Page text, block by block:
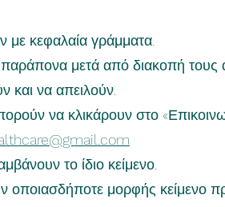
με κεφαλαία γράμματα.
παράπονα μετά από διακοπή
και να απειλούν.
να κλικάρουν στο
το ίδιο κείμενο.
οποιασδήποτε μορφής κείμενο